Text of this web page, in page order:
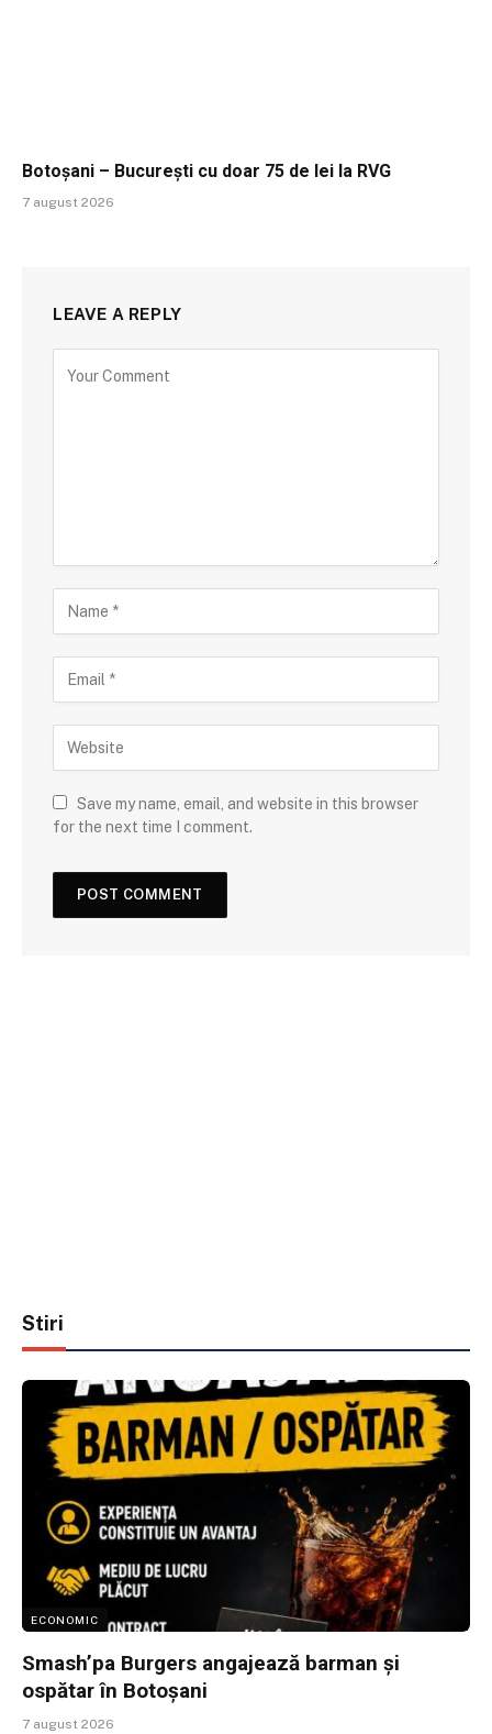
Botoșani – București cu doar 75 de lei la RVG
7 august 2026
LEAVE A REPLY
Save my name, email, and website in this browser
for the next time I comment.
Stiri
ECONOMIC
Smash’pa Burgers angajează barman și
ospătar în Botoșani
7 august 2026